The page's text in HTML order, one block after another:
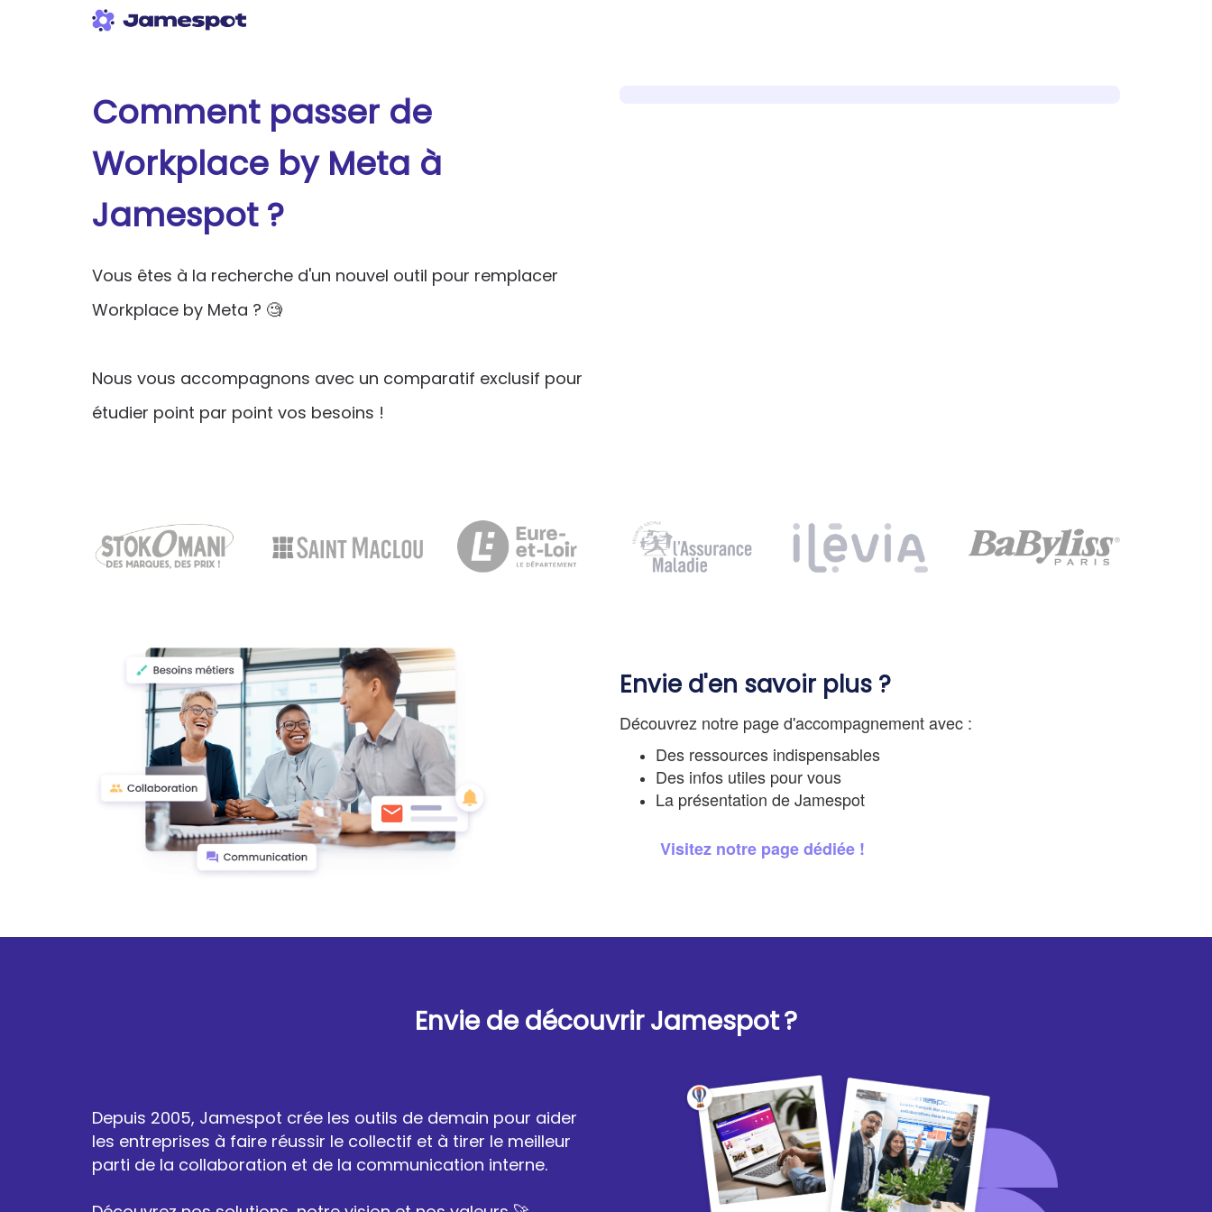
Comment passer de
Workplace by Meta à
Jamespot ?
Vous êtes à la recherche d'un nouvel outil pour remplacer
Workplace by Meta ? 🧐
Nous vous accompagnons avec un comparatif exclusif pour
étudier point par point vos besoins !
Envie d'en savoir plus ?
Découvrez notre page d'accompagnement avec :
Des ressources indispensables
Des infos utiles pour vous
La présentation de Jamespot
Visitez notre page dédiée !
Envie de découvrir Jamespot.?
Depuis 2005, Jamespot crée les outils de demain pour aider
les entreprises à faire réussir le collectif et à tirer le meilleur
parti de la collaboration et de la communication interne.